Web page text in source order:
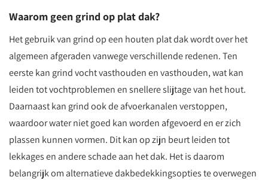
Waarom geen grind op plat dak?
Het gebruik van grind op een houten plat dak wordt over het
algemeen afgeraden vanwege verschillende redenen. Ten
eerste kan grind vocht vasthouden en vasthouden, wat kan
leiden tot vochtproblemen en snellere slijtage van het hout.
Daarnaast kan grind ook de afvoerkanalen verstoppen,
waardoor water niet goed kan worden afgevoerd en er zich
plassen kunnen vormen. Dit kan op zijn beurt leiden tot
lekkages en andere schade aan het dak. Het is daarom
belangrijk om alternatieve dakbedekkingsopties te overwegen